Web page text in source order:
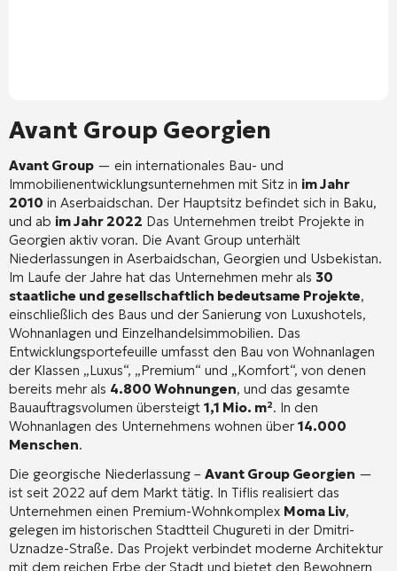
Avant Group Georgien
Avant Group — ein internationales Bau- und
Immobilienentwicklungsunternehmen mit Sitz in im Jahr
2010 in Aserbaidschan. Der Hauptsitz befindet sich in Baku,
und ab im Jahr 2022 Das Unternehmen treibt Projekte in
Georgien aktiv voran. Die Avant Group unterhält
Niederlassungen in Aserbaidschan, Georgien und Usbekistan.
Im Laufe der Jahre hat das Unternehmen mehr als 30
staatliche und gesellschaftlich bedeutsame Projekte,
einschließlich des Baus und der Sanierung von Luxushotels,
Wohnanlagen und Einzelhandelsimmobilien. Das
Entwicklungsportefeuille umfasst den Bau von Wohnanlagen
der Klassen „Luxus“, „Premium“ und „Komfort“, von denen
bereits mehr als 4.800 Wohnungen, und das gesamte
Bauauftragsvolumen übersteigt 1,1 Mio. m². In den
Wohnanlagen des Unternehmens wohnen über14.000
Menschen.
Die georgische Niederlassung – Avant Group Georgien —
ist seit 2022 auf dem Markt tätig. In Tiflis realisiert das
Unternehmen einen Premium-Wohnkomplex Moma Liv,
gelegen im historischen Stadtteil Chugureti in der Dmitri-
Uznadze-Straße. Das Projekt verbindet moderne Architektur
mit dem reichen Erbe der Stadt und bietet den Bewohnern